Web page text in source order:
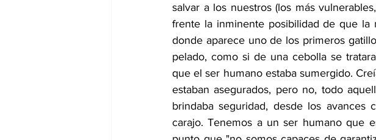
salvar a los nuestros (los más
frente la inminente posibilidad de que la
donde aparece uno de los primeros
pelado, como si de una cebolla se
que el ser humano estaba sumergido.
estaban asegurados, pero no, todo
brindaba seguridad, desde los
carajo. Tenemos a un ser humano que